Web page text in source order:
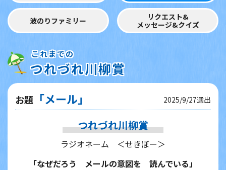
波のりファミリー
リクエスト&
メッセージ&クイズ
これまでの
つれづれ川柳賞
お題 「メール」 2025/9/27選出
つれづれ川柳賞
ラジオネーム ＜せきぼー＞
「なぜだろう メールの意図を 読んでいる」